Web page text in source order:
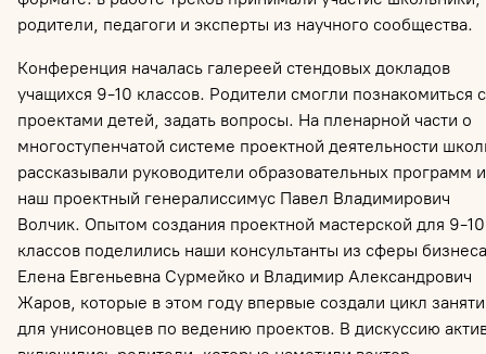
родители, педагоги и эксперты из научного сообщества.
Конференция началась галереей стендовых докладов
учащихся 9-10 классов. Родители смогли познакомиться с
проектами детей, задать вопросы. На пленарной части о
многоступенчатой системе проектной деятельности
рассказывали руководители образовательных программ и
наш проектный генералиссимус Павел Владимирович
Волчик. Опытом создания проектной мастерской для 9-10
классов поделились наши консультанты из сферы бизнеса
Елена Евгеньевна Сурмейко и Владимир Александрович
Жаров, которые в этом году впервые создали цикл
для унисоновцев по ведению проектов. В дискуссию